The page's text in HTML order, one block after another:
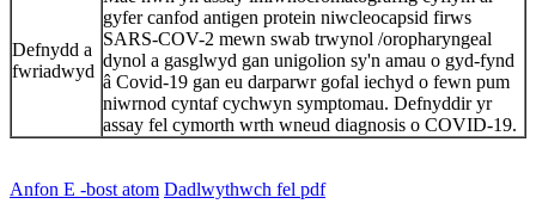
Defnydd a
fwriadwyd
gyfer canfod antigen protein niwcleocapsid firws
SARS-COV-2 mewn swab trwynol /oropharyngeal
dynol a gasglwyd gan unigolion sy'n amau ​​o gyd-fynd
â Covid-19 gan eu darparwr gofal iechyd o fewn pum
niwrnod cyntaf cychwyn symptomau. Defnyddir yr
assay fel cymorth wrth wneud diagnosis o COVID-19.
Anfon E -bost atom Dadlwythwch fel pdf